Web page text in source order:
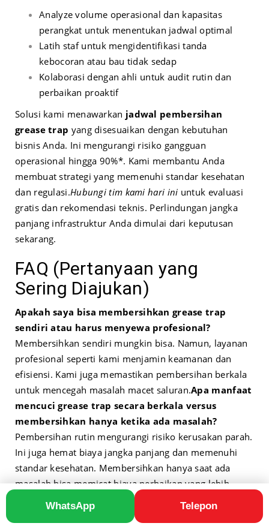
Analyze volume operasional dan kapasitas
perangkat untuk menentukan jadwal optimal
Latih staf untuk mengidentifikasi tanda
kebocoran atau bau tidak sedap
Kolaborasi dengan ahli untuk audit rutin dan
perbaikan proaktif
Solusi kami menawarkan jadwal pembersihan
grease trap yang disesuaikan dengan kebutuhan
bisnis Anda. Ini mengurangi risiko gangguan
operasional hingga 90%*. Kami membantu Anda
membuat strategi yang memenuhi standar kesehatan
dan regulasi.Hubungi tim kami hari ini untuk evaluasi
gratis dan rekomendasi teknis. Perlindungan jangka
panjang infrastruktur Anda dimulai dari keputusan
sekarang.
FAQ (Pertanyaan yang
Sering Diajukan)
Apakah saya bisa membersihkan grease trap
sendiri atau harus menyewa profesional?
Membersihkan sendiri mungkin bisa. Namun, layanan
profesional seperti kami menjamin keamanan dan
efisiensi. Kami juga memastikan pembersihan berkala
untuk mencegah masalah macet saluran.Apa manfaat
mencuci grease trap secara berkala versus
membersihkan hanya ketika ada masalah?
Pembersihan rutin mengurangi risiko kerusakan parah.
Ini juga hemat biaya jangka panjang dan memenuhi
standar kesehatan. Membersihkan hanya saat ada
masalah bisa memicat biaya perbaikan yang lebih
Bagaimana saya bisa memperkirakan kapan
waktu yang tepat untuk membersihkan grease
WhatsApp Telepon